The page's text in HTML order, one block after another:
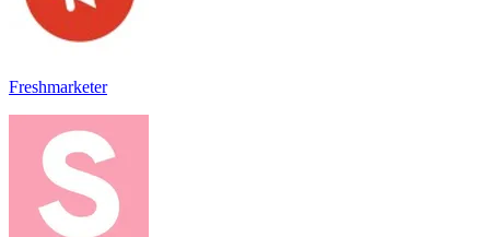
Freshmarketer